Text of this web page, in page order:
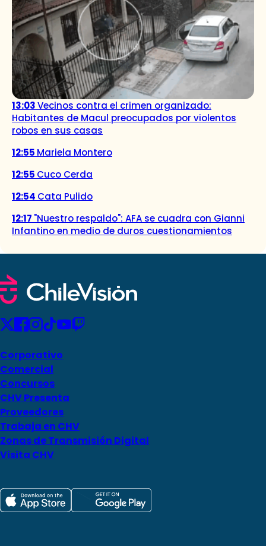
13:03Vecinos contra el crimen organizado:
Habitantes de Macul preocupados por violentos
robos en sus casas
12:55 Mariela Montero
12:55 Cuco Cerda
12:54 Cata Pulido
12:17 "Nuestro respaldo": AFA se cuadra con Gianni
Infantino en medio de duros cuestionamientos
Corporativo
Comercial
Concursos
CHV Presenta
Proveedores
Trabaja en CHV
Zonas de Transmisión Digital
Visita CHV